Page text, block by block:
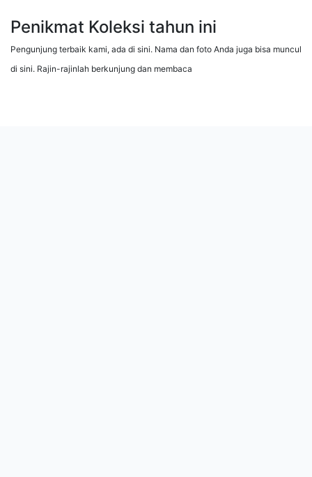
Penikmat Koleksi tahun ini
Pengunjung terbaik kami, ada di sini. Nama dan foto Anda juga bisa muncul
di sini. Rajin-rajinlah berkunjung dan membaca